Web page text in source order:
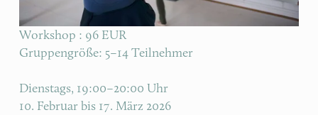
Workshop : 96 EUR
Gruppengröße: 5–14 Teilnehmer
Dienstags, 19:00–20:00 Uhr
10. Februar bis 17. März 2026